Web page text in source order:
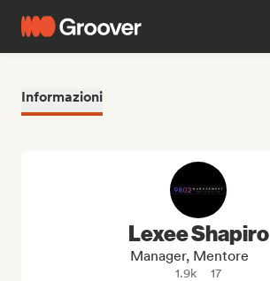
Informazioni
Lexee Shapiro
Manager, Mentore
1.9k 17